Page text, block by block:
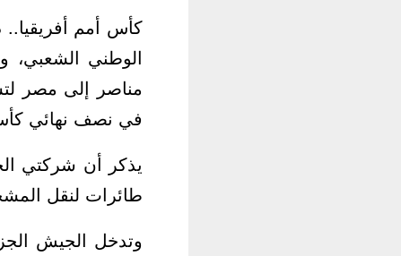
كأس أمم أفريقيا..
مناصر إلى مصر
في نصف نهائي كأس
طائرات لنقل المشجعين
وتدخل الجيش